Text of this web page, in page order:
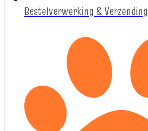
Bestelverwerking & Verzending